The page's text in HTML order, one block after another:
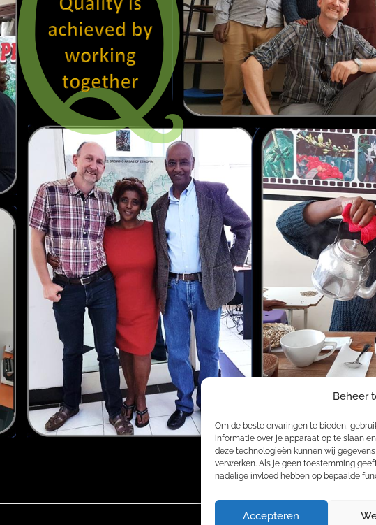
Beheer
Om de beste ervaringen te bieden,
informatie over je apparaat op te slaan
deze technologieën kunnen wij
verwerken. Als je geen toestemming
nadelige invloed hebben op bepaalde
Accepteren